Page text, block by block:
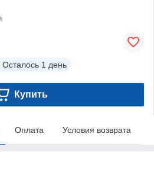
Осталось 1 день
Купить
Оплата Условия возврата